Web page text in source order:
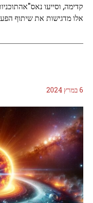
קדימה, וסייעו
אלו מדגישות את שיתוף
6 במרץ 2024